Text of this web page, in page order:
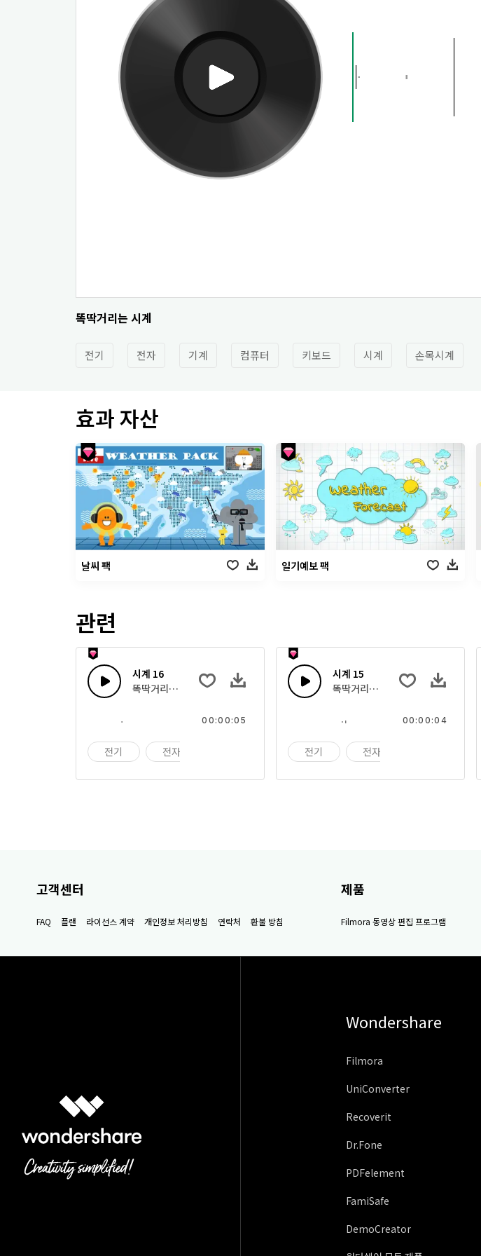
똑딱거리는 시계
전기 전자 기계 컴퓨터 키보드 시계 손목시계
효과 자산
날씨 팩 일기예보 팩
관련
시계 16
똑딱거리는 시계
전기 전자
00:00:05
시계 15
똑딱거리는 시계
전기 전자
00:00:04
고객센터
FAQ 플랜 라이선스 계약 개인정보 처리방침 연락처 환불 방침
제품
Filmora 동영상 편집 프로그램
Wondershare
Filmora
UniConverter
Recoverit
Dr.Fone
PDFelement
FamiSafe
DemoCreator